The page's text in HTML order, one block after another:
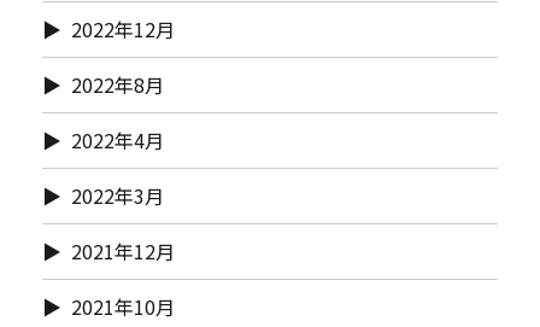
2022年12月
2022年8月
2022年4月
2022年3月
2021年12月
2021年10月